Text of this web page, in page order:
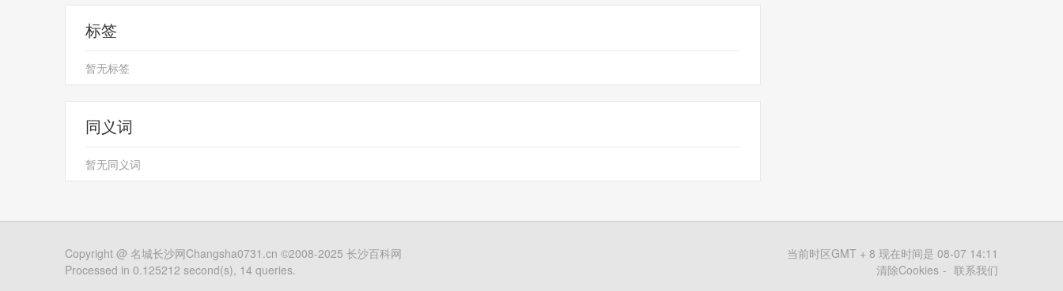
标签
暂无标签
同义词
暂无同义词
Copyright @ 名城长沙网Changsha0731.cn ©2008-2025 长沙百科网
Processed in 0.125212 second(s), 14 queries.
当前时区GMT + 8 现在时间是 08-07 14:11
清除Cookies
联系我们